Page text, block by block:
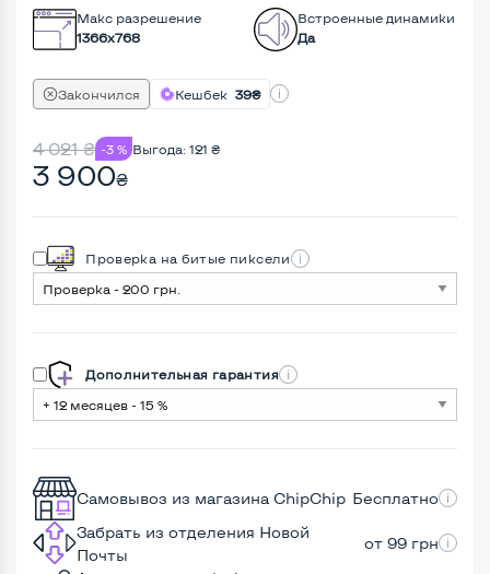
Макс разрешение
1366x768
Встроенные динамики
Да
Закончился Кешбек 39₴
4 021₴ -3 % Выгода: 121 ₴
3 900₴
Проверка на битые пиксели
Дополнительная гарантия
Самовывоз из магазина ChipChip Бесплатно
Забрать из отделения Новой
Почты
от 99 грн